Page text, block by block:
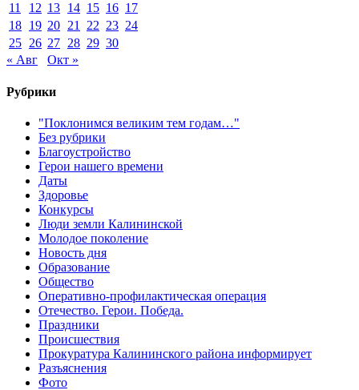
11
12 13 14 15 16 17
18 19 20 21 22 23 24
25 26 27 28 29 30
« Авг
Окт »
Рубрики
"Поклонимся великим тем годам…"
Без рубрики
Благоустройство
Герои нашего времени
Даты
Здоровье
Конкурсы
Люди земли Калининской
Молодое поколение
Новость дня
Образование
Общество
Оперативно-профилактическая операция
Отечество. Герои. Победа.
Праздники
Происшествия
Прокуратура Калининского района информирует
Разъяснения
Фото